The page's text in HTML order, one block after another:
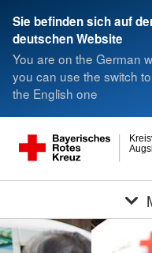
Sie befinden sich auf
deutschen Website
You are on the German
you can use the switch
the English one